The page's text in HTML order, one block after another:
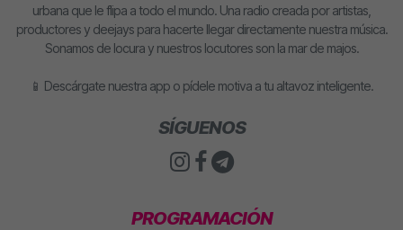
urbana que le flipa a todo el mundo. Una radio creada por artistas,
productores y deejays para hacerte llegar directamente nuestra música.
Sonamos de locura y nuestros locutores son la mar de majos.
📱 Descárgate nuestra app o pídele motiva a tu altavoz inteligente.
SÍGUENOS
PROGRAMACIÓN